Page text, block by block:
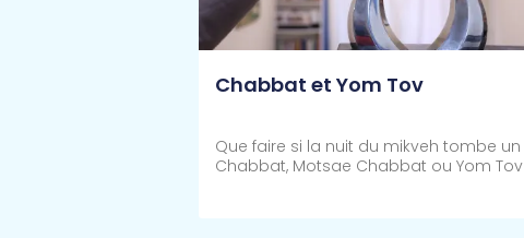
Chabbat et Yom Tov
Que faire si la nuit du mikveh tombe un
Chabbat, Motsae Chabbat ou Yom Tov